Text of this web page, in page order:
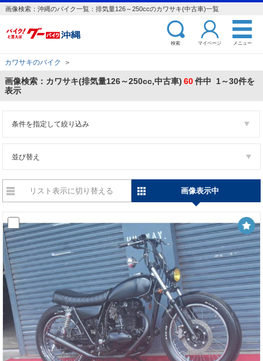
画像検索：沖縄のバイク一覧：排気量126～250ccのカワサキ(中古車)一覧
検索 マイページ メニュー
カワサキのバイク ＞
画像検索：カワサキ(排気量126～250cc,中古車) 60件中 1～30件を
表示
条件を指定して絞り込み
並び替え
リスト表示に切り替える 画像表示中